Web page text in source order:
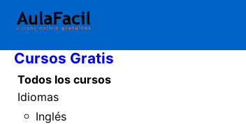
Inicio
Cursos Gratis
Todos los cursos
Idiomas
Inglés